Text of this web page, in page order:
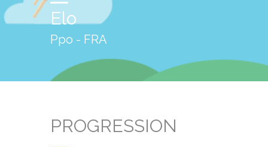
Elo
Ppo - FRA
PROGRESSION